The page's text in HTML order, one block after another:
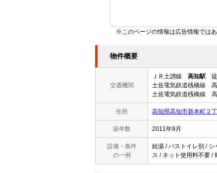
※このページの情報は広告情報では
物件概要
交通機関
ＪＲ土讃線 高知駅 徒
土佐電気鉄道桟橋線
土佐電気鉄道桟橋線
住所 高知県高知市新本町２
築年数 2011年9月
設備・条件
の一例
給湯 / バストイレ別 /
ス / ネット使用料不要 /